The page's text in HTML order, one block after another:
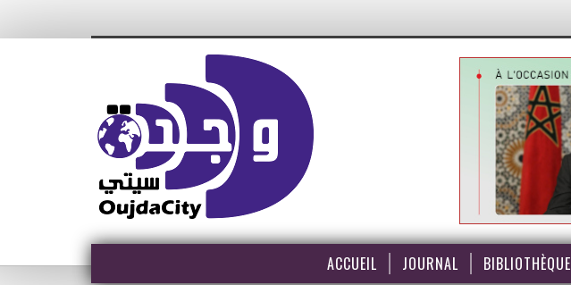
ACCUEIL JOURNAL BIBLIOTHÈQUE